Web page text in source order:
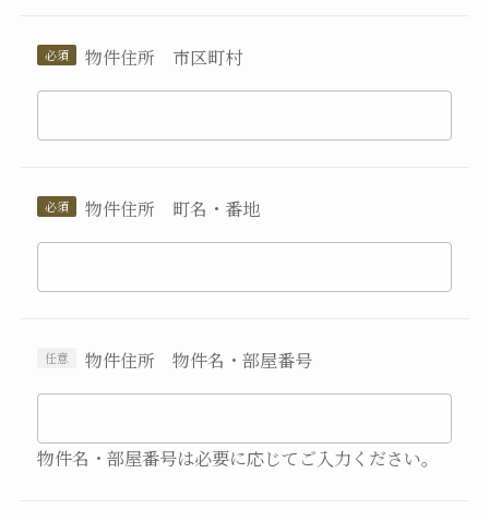
物件住所 市区町村
物件住所 町名・番地
物件住所 物件名・部屋番号
物件名・部屋番号は必要に応じてご入力ください。